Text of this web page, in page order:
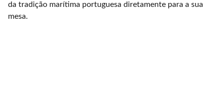
da tradição marítima portuguesa diretamente para a sua
mesa.